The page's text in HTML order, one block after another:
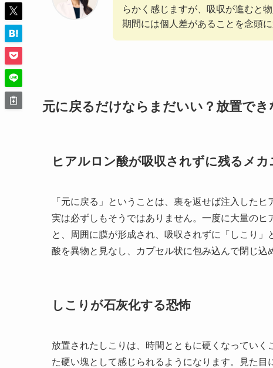
らかく感じますが、吸収が進むと
期間には個人差があることを念頭に
元に戻るだけならまだいい？放置で
ヒアルロン酸が吸収されずに残るメカ
「元に戻る」ということは、裏を返せば注入した
実は必ずしもそうではありません。一度に大量の
と、周囲に膜が形成され、吸収されずに「しこり
酸を異物と見なし、カプセル状に包み込んで閉じ込
しこりが石灰化する恐怖
放置されたしこりは、時間とともに硬くなってい
た硬い塊として感じられるようになります。見た